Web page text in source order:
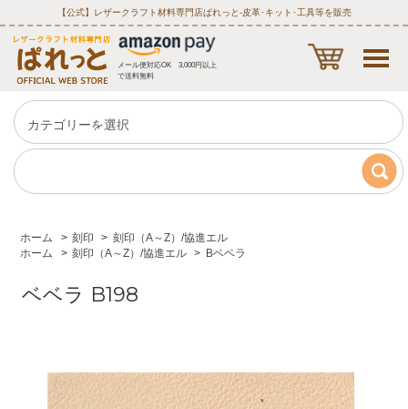
【公式】レザークラフト材料専門店ぱれっと‐皮革･キット･工具等を販売
メール便対応OK 3,000円以上
で送料無料
ホーム > 刻印 > 刻印（A～Z）/協進エル
ホーム
> 刻印（A～Z）/協進エル > Bベベラ
ベベラ B198